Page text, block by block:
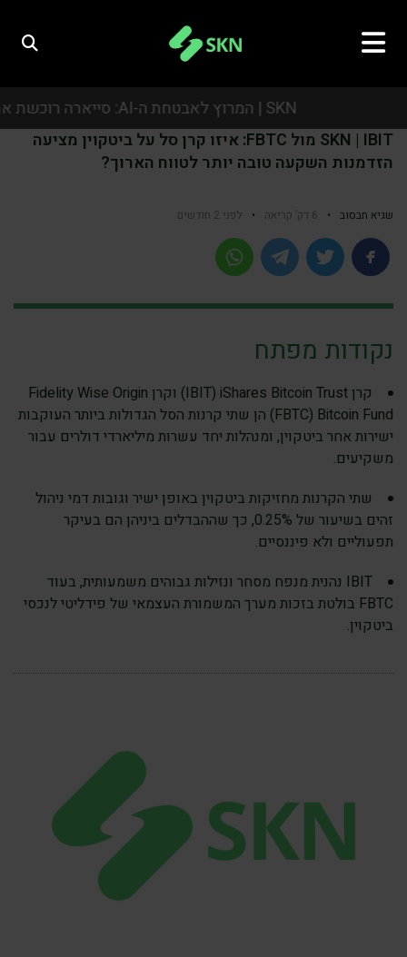
SKN | המרוץ לאבטחת ה-AI: סייארה רוכשת את אואזיס סקיוריטי בעסקת ענק של כמיליארד דולר
SKN | המרוץ לאבטחת ה-AI: סייארה רוכשת את אואזיס סקיוריטי בעסקת ענק של כמיליארד דולר
SKN | IBIT מול FBTC: איזו קרן סל על ביטקוין מציעה
הזדמנות השקעה טובה יותר לטווח הארוך?
שגיא חבסוב • 6 דק’ קריאה • לפני 2 חודשים
נקודות מפתח
קרן iShares Bitcoin Trust ‏(IBIT) וקרן Fidelity Wise Origin
Bitcoin Fund ‏(FBTC) הן שתי קרנות הסל הגדולות ביותר העוקבות
ישירות אחר ביטקוין, ומנהלות יחד עשרות מיליארדי דולרים עבור
משקיעים.
שתי הקרנות מחזיקות ביטקוין באופן ישיר וגובות דמי ניהול
זהים בשיעור של 0.25%, כך שההבדלים ביניהן הם בעיקר
תפעוליים ולא פיננסיים.
IBIT נהנית מנפח מסחר ונזילות גבוהים משמעותית, בעוד
FBTC בולטת בזכות מערך המשמורת העצמאי של פידליטי לנכסי
ביטקוין.